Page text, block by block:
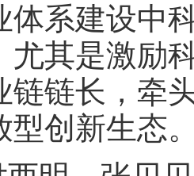
体系建设中
尤其是激励
链链长，牵
型创新生态